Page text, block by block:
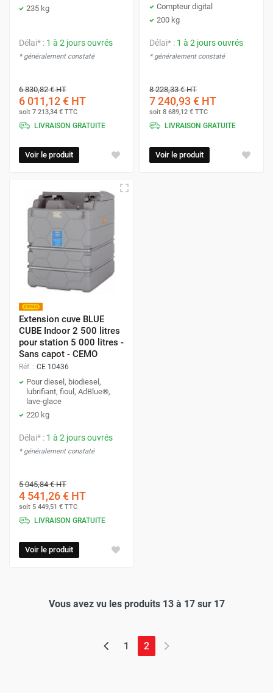
235 kg
Délai* : 1 à 2 jours ouvrés
* généralement constaté
6 830,82 €HT
6 011,12 € HT
soit 7 213,34 € TTC
LIVRAISON GRATUITE
Voir le produit
Compteur digital
200 kg
Délai* : 1 à 2 jours ouvrés
* généralement constaté
8 228,33 €HT
7 240,93 € HT
soit 8 689,12 € TTC
LIVRAISON GRATUITE
Voir le produit
Extension cuve BLUE
CUBE Indoor 2 500 litres
pour station 5 000 litres -
Sans capot - CEMO
Réf. : CE 10436
Pour diesel, biodiesel,
lubrifiant, fioul, AdBlue®,
lave-glace
220 kg
Délai* : 1 à 2 jours ouvrés
* généralement constaté
5 045,84 €HT
4 541,26 € HT
soit 5 449,51 € TTC
LIVRAISON GRATUITE
Voir le produit
Vous avez vu les produits 13 à 17 sur 17
1 2(page actuelle)